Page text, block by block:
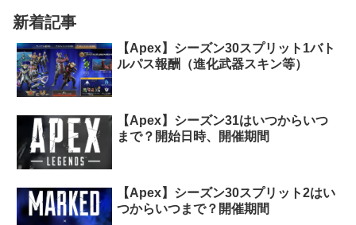
新着記事
【Apex】シーズン30スプリット1バト
ルパス報酬（進化武器スキン等）
【Apex】シーズン31はいつからいつ
まで？開始日時、開催期間
【Apex】シーズン30スプリット2はい
つからいつまで？開催期間